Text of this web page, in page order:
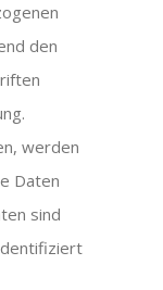
den
werden
Daten
sind